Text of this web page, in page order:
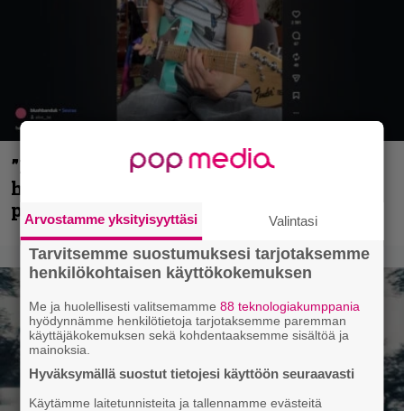
”Mitalini näyttää ihan plektralta” –
huippu-uimari jamittelee Megadethiä
palkinnollaan
Arvostamme yksityisyyttäsi Valintasi
Tarvitsemme suostumuksesi tarjotaksemme
henkilökohtaisen käyttökokemuksen
Me ja huolellisesti valitsemamme88 teknologiakumppania
hyödynnämme henkilötietoja tarjotaksemme paremman
käyttäjäkokemuksen sekä kohdentaaksemme sisältöä ja
mainoksia.
Hyväksymällä suostut tietojesi käyttöön seuraavasti
Käytämme laitetunnisteita ja tallennamme evästeitä